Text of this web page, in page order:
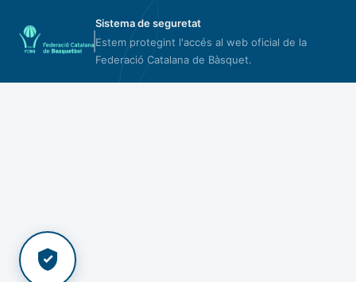
Sistema de seguretat
Estem protegint l'accés al web oficial de la
Federació Catalana de Bàsquet.